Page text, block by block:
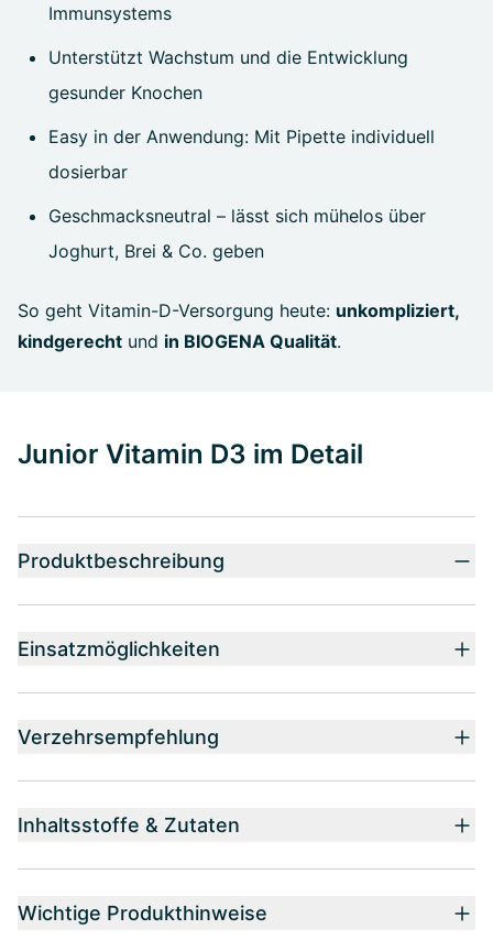
Immunsystems
Unterstützt Wachstum und die Entwicklung
gesunder Knochen
Easy in der Anwendung: Mit Pipette individuell
dosierbar
Geschmacksneutral – lässt sich mühelos über
Joghurt, Brei & Co. geben
So geht Vitamin-D-Versorgung heute: unkompliziert,
kindgerecht und in BIOGENA Qualität.
Junior Vitamin D3 im Detail
Produktbeschreibung
Einsatzmöglichkeiten
Verzehrsempfehlung
Inhaltsstoffe & Zutaten
Wichtige Produkthinweise